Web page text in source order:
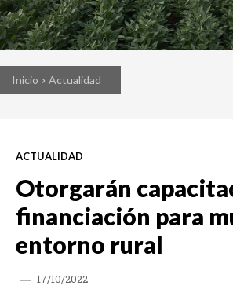
Inicio Actualidad
ACTUALIDAD
Otorgarán
financiación para
entorno rural
17/10/2022